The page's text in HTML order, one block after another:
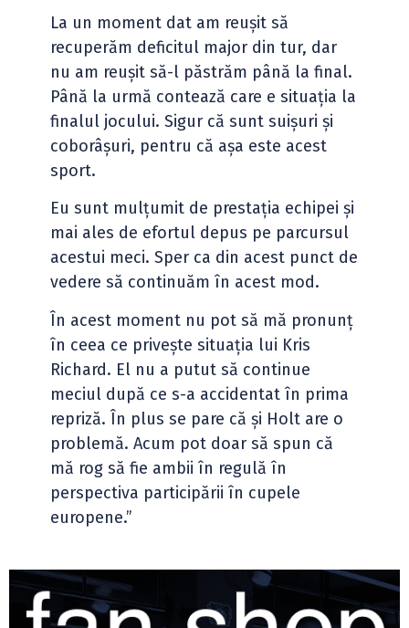
La un moment dat am reușit să
recuperăm deficitul major din tur, dar
nu am reușit să-l păstrăm până la final.
Până la urmă contează care e situația la
finalul jocului. Sigur că sunt suișuri și
coborâșuri, pentru că așa este acest
sport.
Eu sunt mulțumit de prestația echipei și
mai ales de efortul depus pe parcursul
acestui meci. Sper ca din acest punct de
vedere să continuăm în acest mod.
În acest moment nu pot să mă pronunț
în ceea ce privește situația lui Kris
Richard. El nu a putut să continue
meciul după ce s-a accidentat în prima
repriză. În plus se pare că și Holt are o
problemă. Acum pot doar să spun că
mă rog să fie ambii în regulă în
perspectiva participării în cupele
europene.”